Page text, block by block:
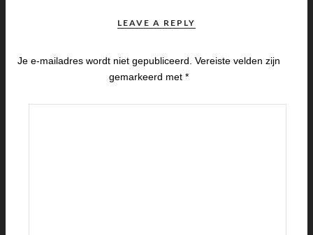
LEAVE A REPLY
Je e-mailadres wordt niet gepubliceerd. Vereiste velden zijn
gemarkeerd met*